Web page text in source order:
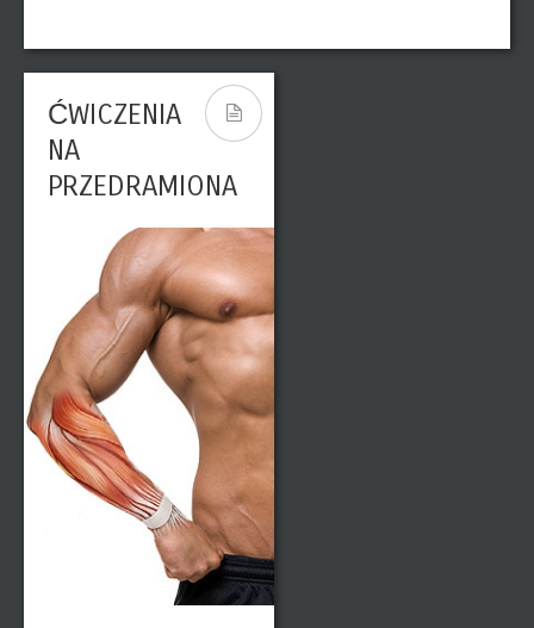
ĆWICZENIA
NA
PRZEDRAMIONA